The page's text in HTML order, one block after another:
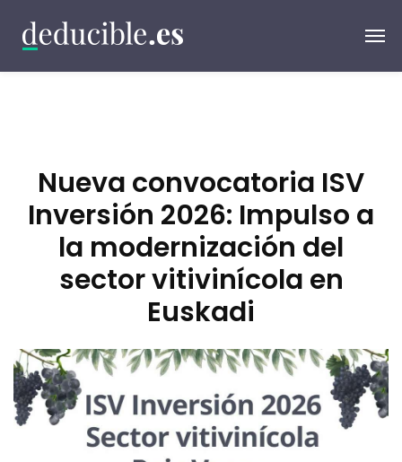
Nueva convocatoria ISV
Inversión 2026: Impulso a
la modernización del
sector vitivinícola en
Euskadi